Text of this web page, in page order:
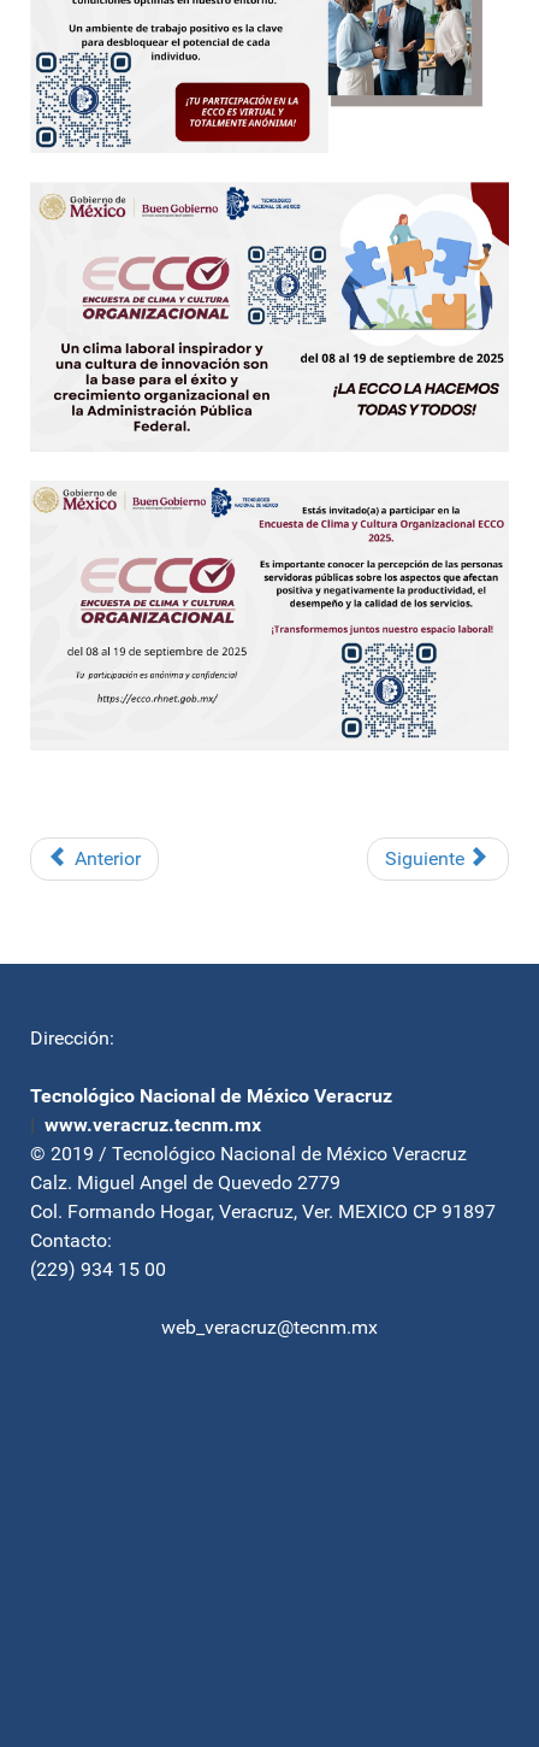
Anterior Siguiente
Dirección:
Tecnológico Nacional de México Veracruz
| www.veracruz.tecnm.mx
© 2019 / Tecnológico Nacional de México Veracruz
Calz. Miguel Angel de Quevedo 2779
Col. Formando Hogar, Veracruz, Ver. MEXICO CP 91897
Contacto:
(229) 934 15 00
web_veracruz@tecnm.mx